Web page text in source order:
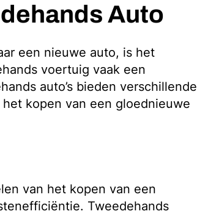
Auto
een nieuwe auto, is het
voertuig vaak een
auto’s bieden verschillende
kopen van een gloednieuwe
van het kopen van een
Tweedehands